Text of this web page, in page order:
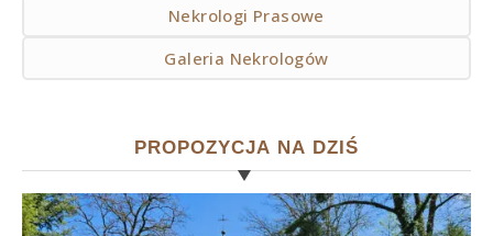
Nekrologi Prasowe
Galeria Nekrologów
PROPOZYCJA NA DZIŚ